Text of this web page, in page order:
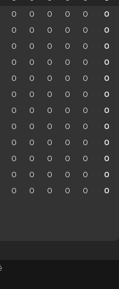
0 0 0 0 0 0
0 0 0 0 0 0
0 0 0 0 0 0
0 0 0 0 0 0
0 0 0 0 0 0
0 0 0 0 0 0
0 0 0 0 0 0
0 0 0 0 0 0
0 0 0 0 0 0
0 0 0 0 0 0
0 0 0 0 0 0
0 0 0 0 0 0